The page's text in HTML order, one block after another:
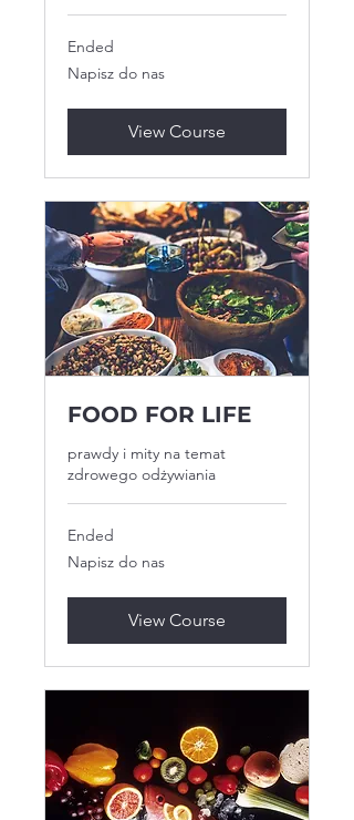
Ended
Napisz
do
Napisz do nas
View Course
FOOD FOR LIFE
prawdy i mity na temat
zdrowego odżywiania
Ended
Napisz
do
Napisz do nas
View Course